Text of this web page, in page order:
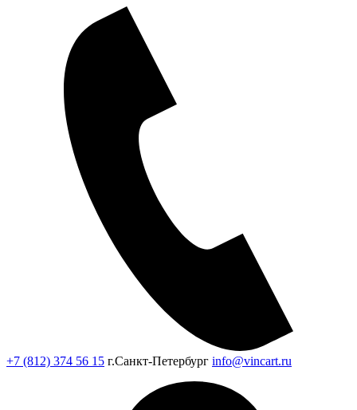
+7 (812) 374 56 15 г.Санкт-Петербург info@vincart.ru